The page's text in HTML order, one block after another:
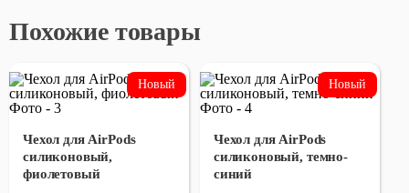
Похожие товары
Чехол для AirPods
силиконовый,
фиолетовый
Чехол для AirPods
силиконовый, темно-
синий